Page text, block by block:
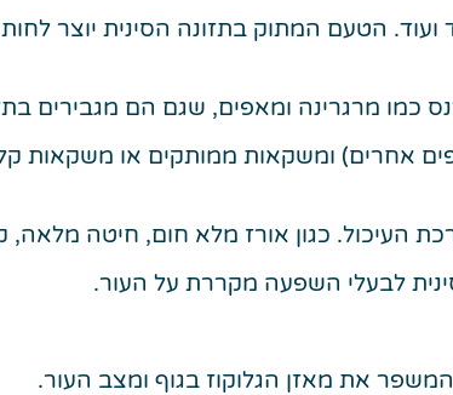
הטעם המתוק בתזונה הסינית יוצר
כמו מרגרינה ומאפים, שגם הם מגבירים
אחרים) ומשקאות ממותקים או משקאות
העיכול. כגון אורז מלא חום, חיטה מלאה,
לבעלי השפעה מקררת על העור.
את מאזן הגלוקוז בגוף ומצב העור.